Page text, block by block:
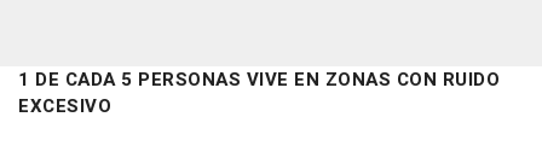
1 DE CADA 5 PERSONAS VIVE EN ZONAS CON RUIDO
EXCESIVO